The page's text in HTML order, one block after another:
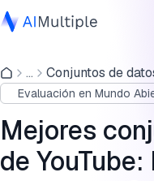
IA agencial
Ciberseguridad
Datos
Software
Servicios
... Conjuntos de
Evaluación en Mundo
Mejores
de
Bright Data vs Grepsr:
conjunto de datos de
Revisión detallada de
conjuntos de datos de